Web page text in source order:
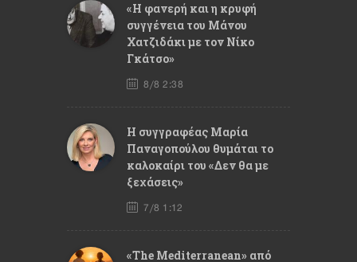
«Η φανερή και η κρυφή
συγγένεια του Μάνου
Χατζιδάκι με τον Νίκο
Γκάτσο»
8/8 2:38
Η συγγραφέας Μαρία
Παναγοπούλου θυμάται το
καλοκαίρι του «Δεν θα με
ξεχάσεις»
7/8 1:12
«The Mediterranean» από